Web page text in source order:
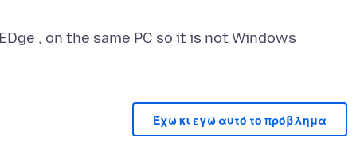
, on the same PC so it is not Windows
Έχω κι εγώ αυτό το πρόβλημα